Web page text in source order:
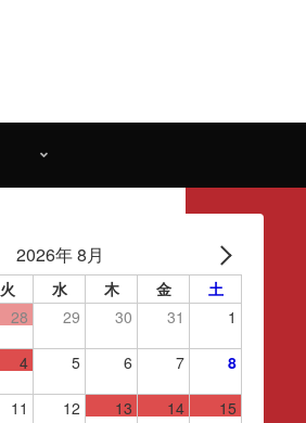
2026年 8月
火 水 木 金
土
28 29 30 31 1
4 5 6 7 8
11 12 13 14 15